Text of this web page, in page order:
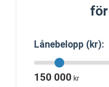
Lånebelopp (kr):
150 000 kr